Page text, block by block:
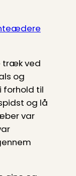
træk ved
og
forhold til
og lå
var